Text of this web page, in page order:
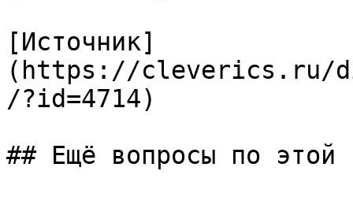
[Источник]
(https://cleverics.ru/
/?id=4714)
## Ещё вопросы по этой